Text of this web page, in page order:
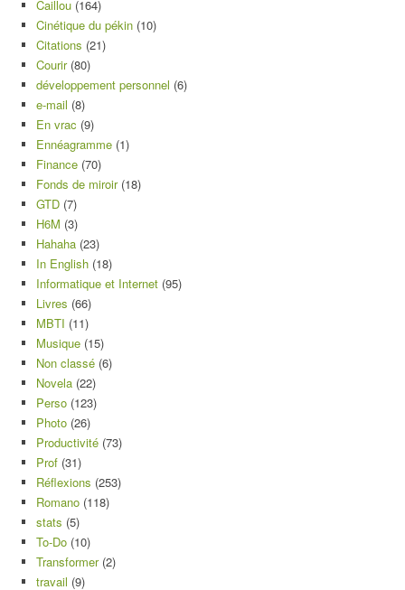
Caillou (164)
Cinétique du pékin (10)
Citations (21)
Courir(80)
développement personnel (6)
e-mail (8)
En vrac (9)
Ennéagramme (1)
Finance (70)
Fonds de miroir(18)
GTD (7)
H6M (3)
Hahaha (23)
In English (18)
Informatique et Internet (95)
Livres (66)
MBTI (11)
Musique (15)
Non classé (6)
Novela (22)
Perso (123)
Photo (26)
Productivité (73)
Prof (31)
Réflexions (253)
Romano (118)
stats (5)
To-Do (10)
Transformer(2)
travail (9)